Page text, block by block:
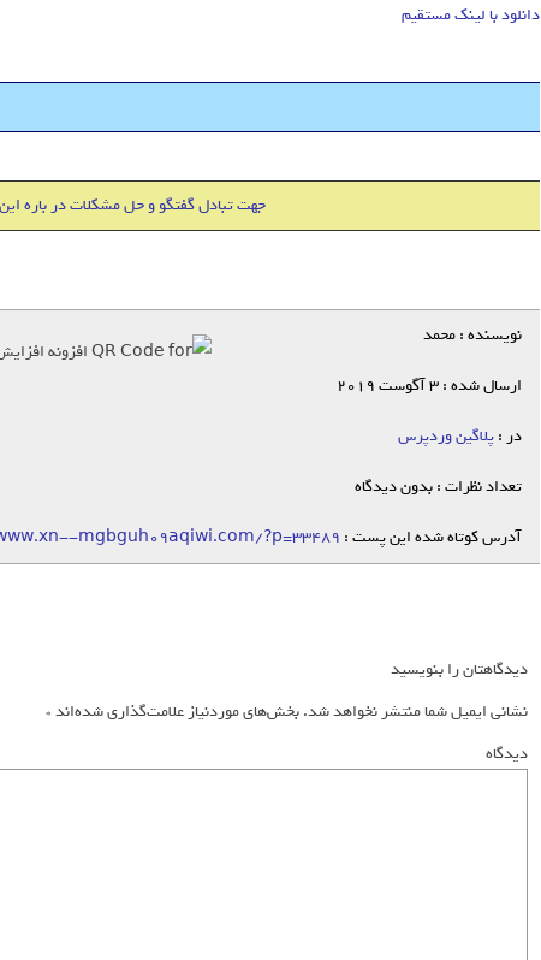
دانلود با لینک مستقیم
جهت تبادل گفتگو و حل مشکلات در باره
نویسنده : محمد
ارسال شده : 3 آگوست 2019
در :پلاگین وردپرس
تعداد نظرات : بدون دیدگاه
آدرس کوتاه شده این پست : mgbguh09aqiwi.com/?p=33489
دیدگاهتان را بنویسید
نشانی ایمیل شما منتشر نخواهد شد.بخش‌های موردنیاز علامت‌گذاری شده‌اند*
دیدگاه